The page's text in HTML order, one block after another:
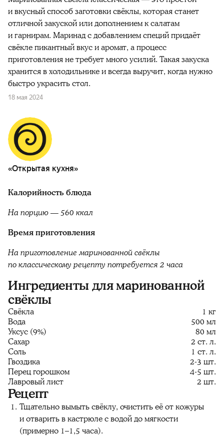
и вкусный способ заготовки свёклы, которая станет
отличной закуской или дополнением к салатам
и гарнирам. Маринад с добавлением специй придаёт
свёкле пикантный вкус и аромат, а процесс
приготовления не требует много усилий. Такая закуска
хранится в холодильнике и всегда выручит, когда нужно
быстро украсить стол.
18 мая 2024
«Открытая кухня»
Калорийность блюда
На порцию — 560 ккал
Время приготовления
На приготовление маринованной свёклы
по классическому рецепту потребуется 2 часа
Ингредиенты для маринованной
свёклы
Свёкла
1 кг
Вода
500 мл
Уксус (9%)
80 мл
Сахар
2 ст. л.
Соль
1 ст. л.
Гвоздика
2-3 шт.
Перец горошком
4-5 шт.
Лавровый лист
2 шт.
Рецепт
Тщательно вымыть свёклу, очистить её от кожуры
и отварить в кастрюле с водой до мягкости
(примерно 1–1,5 часа).